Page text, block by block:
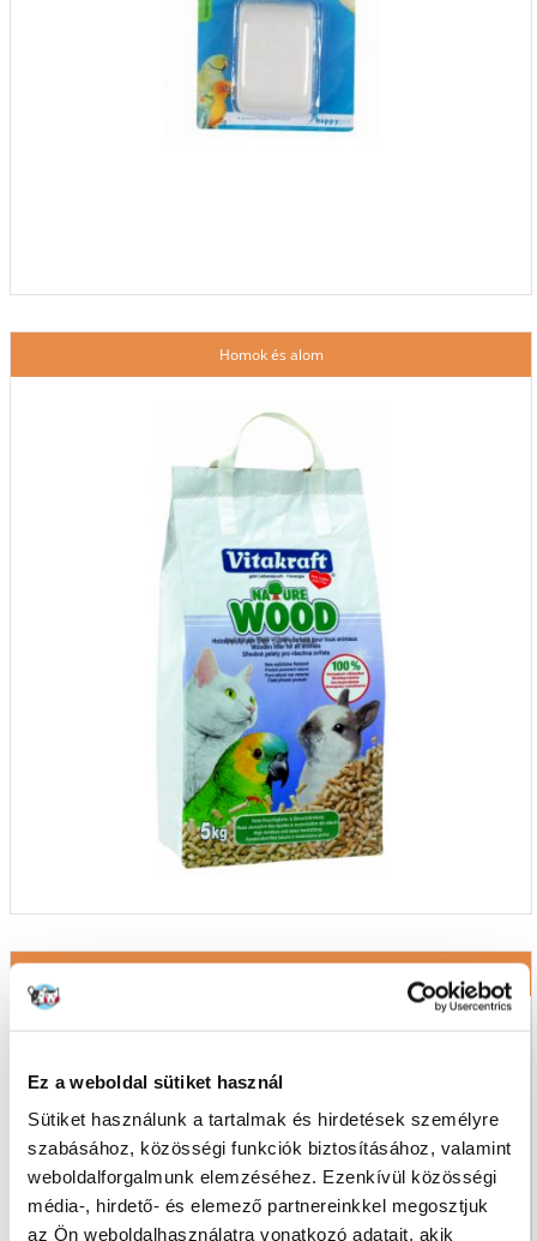
Ez a weboldal sütiket használ
Sütiket használunk a tartalmak és hirdetések személyre
szabásához, közösségi funkciók biztosításához, valamint
weboldalforgalmunk elemzéséhez. Ezenkívül közösségi
média-, hirdető- és elemező partnereinkkel megosztjuk
az Ön weboldalhasználatra vonatkozó adatait, akik
Homok és alom